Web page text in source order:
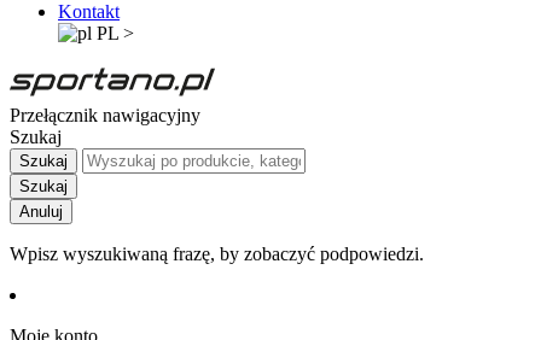
Kontakt
PL >
Przełącznik nawigacyjny
Szukaj
Szukaj
Szukaj
Anuluj
Wpisz wyszukiwaną frazę, by zobaczyć podpowiedzi.
Moje konto